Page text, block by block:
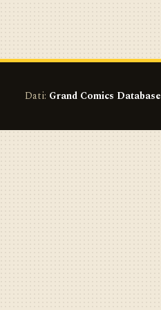
Dati: Grand Comics Database